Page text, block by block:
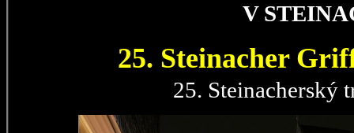
V
25. Steinacher
25. Steinacherský